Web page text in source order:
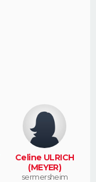
Celine ULRICH
(MEYER)
sermersheim